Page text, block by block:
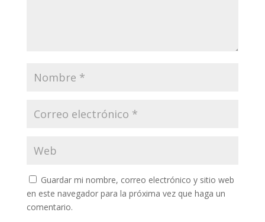
Guardar mi nombre, correo electrónico y sitio web
en este navegador para la próxima vez que haga un
comentario.